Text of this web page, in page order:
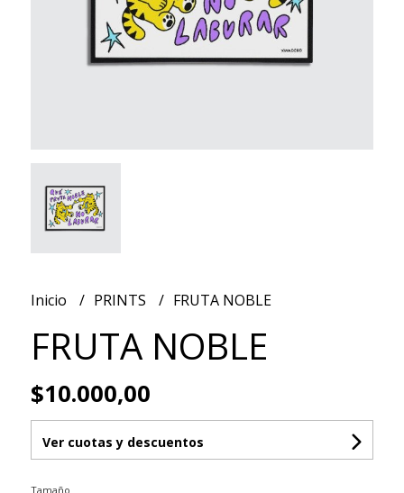
Inicio PRINTS FRUTA NOBLE
FRUTA NOBLE
$10.000,00
Ver cuotas y descuentos
Tamaño